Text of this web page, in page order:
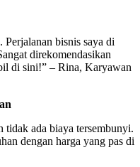
bisnis saya di
direkomendasikan
di sini!” – Rina, Karyawan
tidak ada biaya tersembunyi.
dengan harga yang pas di